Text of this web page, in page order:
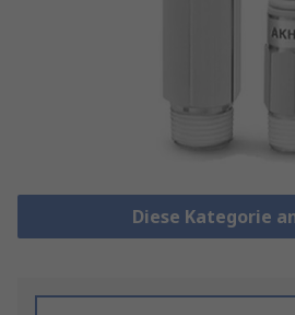
Diese Kategorie